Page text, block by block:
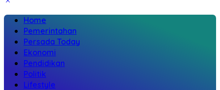
Home
Pemerintahan
Persada Today
Ekonomi
Pendidikan
Politik
Lifestyle